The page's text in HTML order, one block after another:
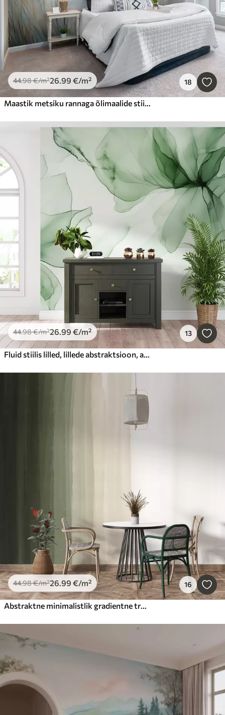
44.98€/m²26.99 €/m² 18
Maastik metsiku rannaga õlimaalide stiilis
44.98€/m²26.99 €/m² 13
Fluid stiilis lilled, lillede abstraktsioon, akvarell, roheline värvipalett
44.98€/m²26.99 €/m² 16
Abstraktne minimalistlik gradientne trükk vertikaalsete tumeroheliste, beežide ja valgete triipudega